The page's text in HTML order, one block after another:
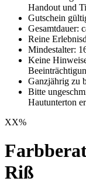
Handout und
Gutschein
Gesamtdauer:
Reine
Mindestalter:
Keine
Ganzjährig zu
Bitte
Hautunterton
XX%
Riß